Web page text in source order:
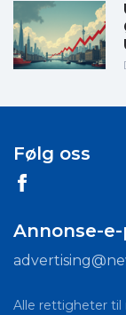
Følg oss
Annonse-
Alle rettigheter til